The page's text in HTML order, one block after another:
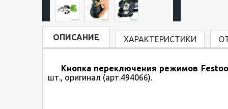
ОПИСАНИЕ ХАРАКТЕРИСТИКИ
Кнопка переключения режимов
шт., оригинал (арт.494066).